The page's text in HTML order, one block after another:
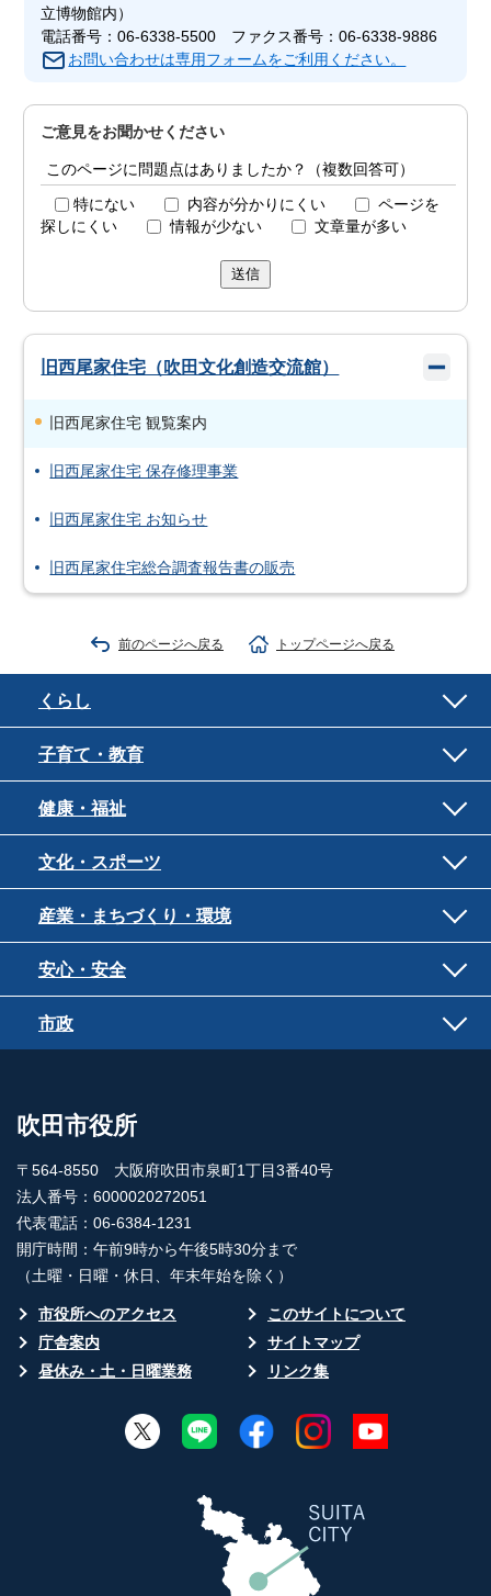
立博物館内）
電話番号：06-6338-5500 ファクス番号：06-6338-9886
お問い合わせは専用フォームをご利用ください。
ご意見をお聞かせください
このページに問題点はありましたか？（複数回答可）
特にない 内容が分かりにくい
ページを
探しにくい
情報が少ない 文章量が多い
送信
旧西尾家住宅（吹田文化創造交流館）
旧西尾家住宅 観覧案内
旧西尾家住宅 保存修理事業
旧西尾家住宅 お知らせ
旧西尾家住宅総合調査報告書の販売
前のページへ戻る トップページへ戻る
くらし
子育て・教育
健康・福祉
文化・スポーツ
産業・まちづくり・環境
安心・安全
市政
吹田市役所
〒564-8550 大阪府吹田市泉町1丁目3番40号
法人番号：6000020272051
代表電話：06-6384-1231
開庁時間：午前9時から午後5時30分まで
（土曜・日曜・休日、年末年始を除く）
市役所へのアクセス
このサイトについて
庁舎案内
サイトマップ
昼休み・土・日曜業務
リンク集